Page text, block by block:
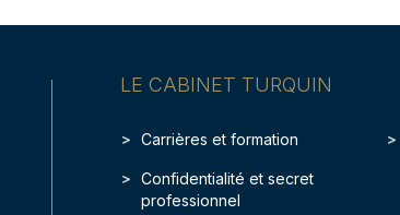
LE CABINET TURQUIN
Carrières et formation
Confidentialité et secret
professionnel